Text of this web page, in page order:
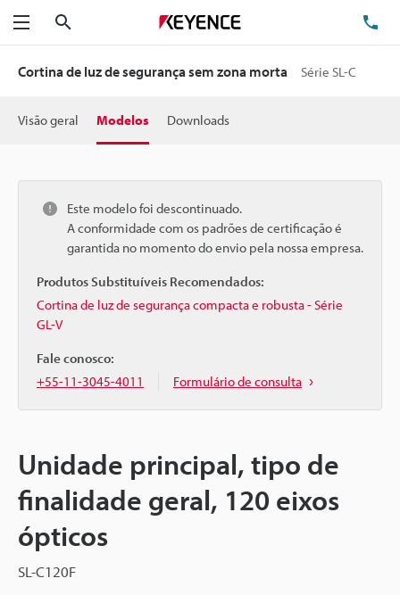
Menu
Cortina de luz de segurança sem zona morta Série SL-C
Visão geral Modelos Downloads
Este modelo foi descontinuado.
A conformidade com os padrões de certificação é
garantida no momento do envio pela nossa empresa.
Produtos Substituíveis Recomendados:
Cortina de luz de segurança compacta e robusta - Série
GL-V
Fale conosco:
+55-11-3045-4011
Formulário de consulta
Unidade principal, tipo de
finalidade geral, 120 eixos
ópticos
SL-C120F